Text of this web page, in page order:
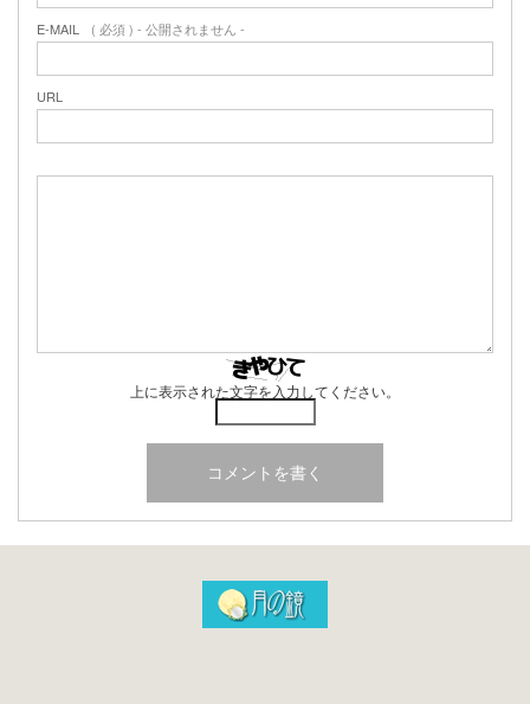
E-MAIL ( 必須 ) - 公開されません -
URL
上に表示された文字を入力してください。